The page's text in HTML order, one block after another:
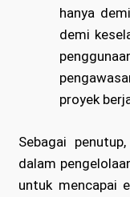
hanya
demi
proyek
Sebagai
dalam
untuk mencapai